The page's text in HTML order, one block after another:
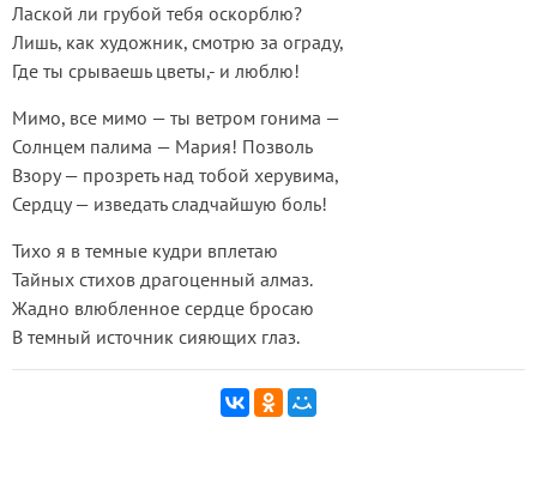
Лаской ли грубой тебя оскорблю?
Лишь, как художник, смотрю за ограду,
Где ты срываешь цветы,- и люблю!
Мимо, все мимо — ты ветром гонима —
Солнцем палима — Мария! Позволь
Взору — прозреть над тобой херувима,
Сердцу — изведать сладчайшую боль!
Тихо я в темные кудри вплетаю
Тайных стихов драгоценный алмаз.
Жадно влюбленное сердце бросаю
В темный источник сияющих глаз.